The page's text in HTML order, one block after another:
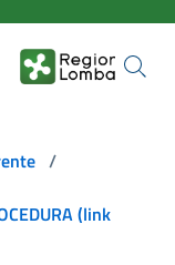
/
(link